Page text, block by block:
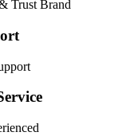
Trust Brand